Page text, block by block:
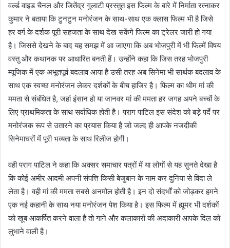
वर्ल्ड वाइड चैनल और जितेंद्र गुलाटी प्रस्तुत इस फिल्म के बारे में निर्माता रत्नाकर
कुमार ने बताया कि टुनटुन मनोरंजन के साथ-साथ एक क्लास फिल्म भी है जिसे
हर वर्ग के दर्शक पूरी सहजता के साथ देख सकेंगे फिल्म का ट्रेलर जारी हो गया
है। जिससे देखने के बाद यह समझ में आ जाएगा कि अब भोजपुरी में भी फिल्में विषय
वस्तु और कथानक पर आधारित बनती हैं। उन्होंने कहा कि जिस तरह भोजपुरी
म्यूजिक में एक अभूतपूर्व बदलाव आया है उसी तरह अब सिनेमा भी सार्थक बदलाव के
साथ एक स्वच्छ मनोरंजन लेकर दर्शकों के बीच हाजिर है। फिल्म का थीम मां की
ममता से संबंधित है, जहां इंसान हो या जानवर मां की ममता हर जगह अपने बच्चों के
लिए प्राथमिकता के साथ सर्वाधिक होती है। पराग पाटिल इस संदेश को बड़े पर्दे पर
मनोरंजक रूप से उतारने का प्रयास किया है जो जल्द ही आपके नजदीकी
सिनेमाघरों में पूरी भव्यता के साथ रिलीज होगी।
वही पराग पाटिल ने कहा कि अक्सर समाचार पत्रों में या लोगों से यह सुनते देखा है
कि कोई अमीर आदमी अपनी संपत्ति किसी बेजुबान के नाम कर दुनिया से विदा ले
लेता है। वही मां की ममता सबसे अनमोल होती है। इन दो संदर्भों को जोड़कर हमने
एक नई कहानी के साथ नया मनोरंजन पेश किया है। इस फिल्म में ह्यूमर भी दर्शकों
को खूब आकर्षित करने वाला है तो गाने और कलाकारों की अदाकारी आपके दिल को
लुभाने वाली है।